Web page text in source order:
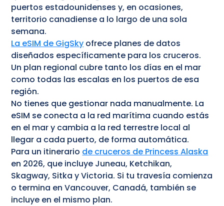
puertos estadounidenses y, en ocasiones,
territorio canadiense a lo largo de una sola
semana.
La eSIM de GigSky ofrece planes de datos
diseñados específicamente para los cruceros.
Un plan regional cubre tanto los días en el mar
como todas las escalas en los puertos de esa
región.
No tienes que gestionar nada manualmente. La
eSIM se conecta a la red marítima cuando estás
en el mar y cambia a la red terrestre local al
llegar a cada puerto, de forma automática.
Para un itinerario de cruceros de Princess Alaska
en 2026, que incluye Juneau, Ketchikan,
Skagway, Sitka y Victoria. Si tu travesía comienza
o termina en Vancouver, Canadá, también se
incluye en el mismo plan.